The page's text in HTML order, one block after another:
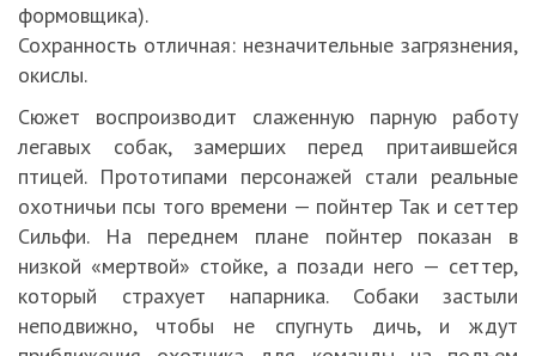
формовщика).
Сохранность отличная: незначительные загрязнения,
окислы.
Сюжет воспроизводит слаженную парную работу
легавых собак, замерших перед притаившейся
птицей. Прототипами персонажей стали реальные
охотничьи псы того времени — пойнтер Так и сеттер
Сильфи. На переднем плане пойнтер показан в
низкой «мертвой» стойке, а позади него — сеттер,
который страхует напарника. Собаки застыли
неподвижно, чтобы не спугнуть дичь, и ждут